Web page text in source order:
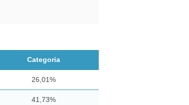
Categoria
26,01%
41,73%